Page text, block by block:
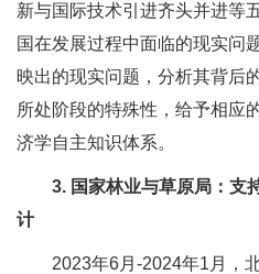
新与国际技术引进齐头并进等
国在发展过程中面临的现实问
映出的现实问题，分析其背后
所处阶段的特殊性，给予相应
济学自主知识体系。
3. 国家林业与草原局：支
计
2023年6月-2024年1月，